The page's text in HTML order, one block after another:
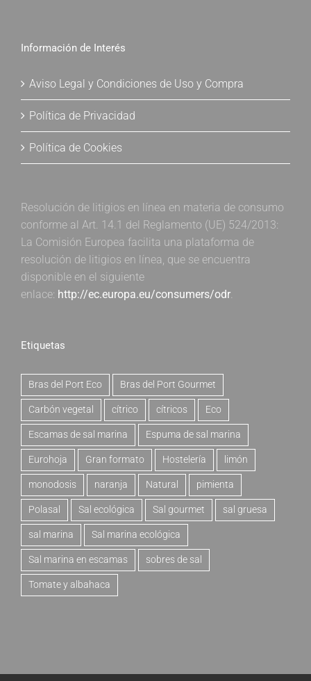
Información de Interés
Aviso Legal y Condiciones de Uso y Compra
Política de Privacidad
Política de Cookies
Resolución de litigios en línea en materia de consumo
conforme al Art. 14.1 del Reglamento (UE) 524/2013:
La Comisión Europea facilita una plataforma de
resolución de litigios en línea, que se encuentra
disponible en el siguiente
enlace: http://ec.europa.eu/consumers/odr.
Etiquetas
Bras del Port Eco Bras del Port Gourmet
Carbón vegetal cítrico cítricos Eco
Escamas de sal marina Espuma de sal marina
Eurohoja Gran formato Hostelería limón
monodosis naranja Natural pimienta
Polasal Sal ecológica Sal gourmet sal gruesa
sal marina Sal marina ecológica
Sal marina en escamas sobres de sal
Tomate y albahaca